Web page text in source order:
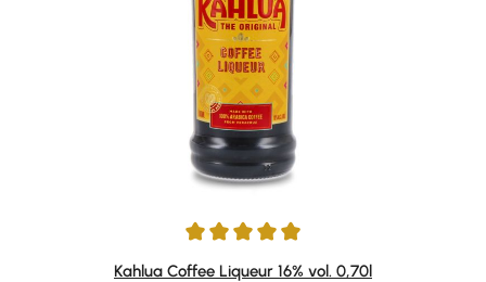
Durchschnittliche Bewertung von 4.94 von 5 Sternen
Kahlua Coffee Liqueur 16% vol. 0,70l